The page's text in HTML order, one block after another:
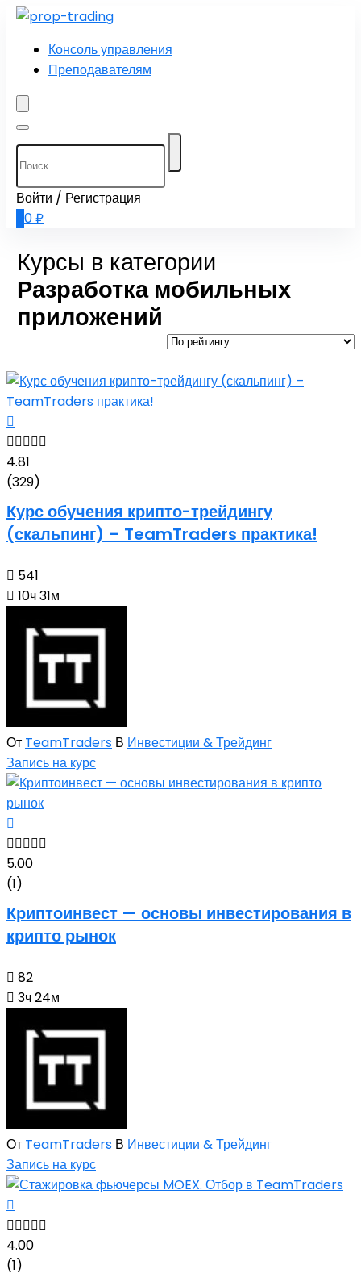
Консоль управления
Преподавателям
Войти / Регистрация
0₽
Курсы в категории
Разработка мобильных
приложений
4.81
(329)
Курс обучения крипто-трейдингу
(скальпинг) – TeamTraders практика!
541
10ч 31м
От TeamTraders В Инвестиции & Трейдинг
Запись на курс
5.00
(1)
Криптоинвест — основы инвестирования в
крипто рынок
82
3ч 24м
От TeamTraders В Инвестиции & Трейдинг
Запись на курс
4.00
(1)